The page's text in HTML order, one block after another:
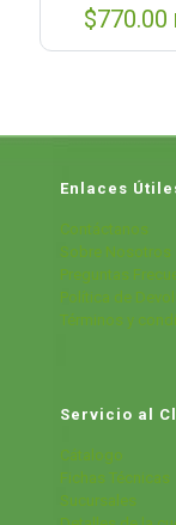
$770.00
Enlaces
Contáctanos
Sobre Nosotros
Preguntas
Política de
Términos y
Servicio al
Cátalogo
Fichas Técnicas
Sucursales